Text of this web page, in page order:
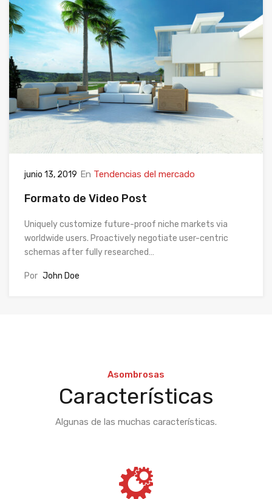
junio 13, 2019 En Tendencias del mercado
Formato de Video Post
Uniquely customize future-proof niche markets via
worldwide users. Proactively negotiate user-centric
schemas after fully researched…
Por John Doe
Asombrosas
Características
Algunas de las muchas características.